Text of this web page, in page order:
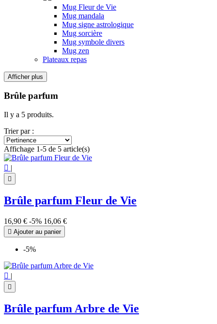
Mug Fleur de Vie
Mug mandala
Mug signe astrologique
Mug sorcière
Mug symbole divers
Mug zen
Plateaux repas
Effacer les filtres
€
Arbre de Vie
Bouddha 1
Coeur 1
Voir les Produits5
Afficher plus
Brûle parfum
Il y a 5 produits.
Trier par :
Affichage 1-5 de 5 article(s)
 |

Brûle parfum Fleur de Vie
16,90 € -5% 16,06 €
 Ajouter au panier
-5%
 |

Brûle parfum Arbre de Vie